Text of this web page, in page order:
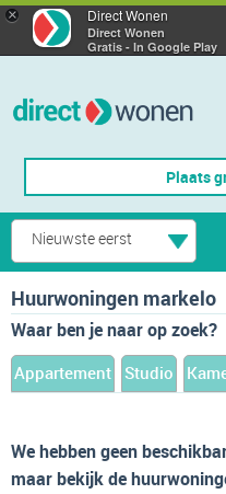
× Direct Wonen
Direct Wonen
Gratis - In Google Play
Plaats
Nieuwste eerst
Huurwoningen markelo
Waar ben je naar op zoek?
Appartement Studio
We hebben geen
maar bekijk de